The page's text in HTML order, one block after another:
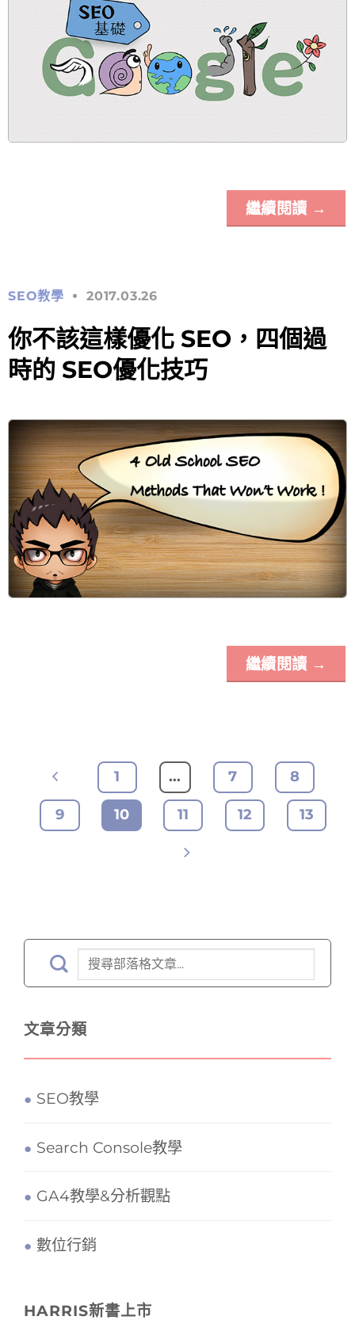
繼續閱讀 →
SEO教學 2017.03.26
你不該這樣優化 SEO，四個過
時的 SEO優化技巧
繼續閱讀 →
1 ... 7 8
9 10 11 12 13
文章分類
SEO教學
Search Console教學
GA4教學&分析觀點
數位行銷
HARRIS新書上市